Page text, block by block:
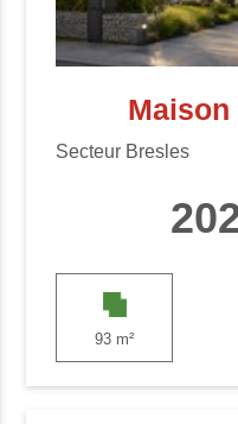
Maison
Secteur Bresles
93 m²